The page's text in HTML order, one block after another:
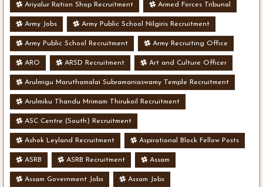
Ariyalur Ration Shop Recruitment Armed Forces Tribunal
Army Jobs Army Public School Nilgiris Recruitment
Army Public School Recruitment Army Recruiting Office
ARO ARSD Recruitment Art and Culture Officer
Arulmigu Maruthamalai Subramaniaswamy Temple Recruitment
Arulmiku Thandu Mrimam Thirukoil Recruitment
ASC Centre (South) Recruitment
Ashok Leyland Recruitment Aspirational Block Fellow Posts
ASRB ASRB Recruitment Assam
Assam Government Jobs Assam Jobs